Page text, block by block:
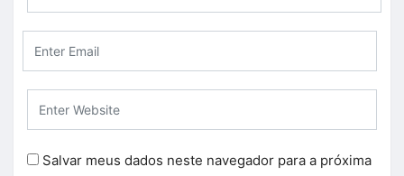
Salvar meus dados neste navegador para a próxima